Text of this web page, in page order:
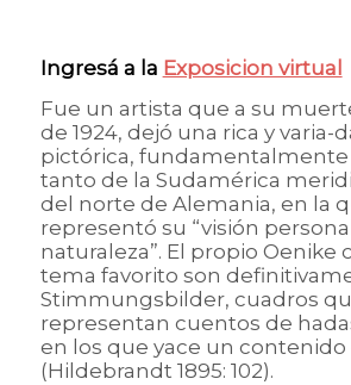
Ingresá a la Exposicion virtual
Fue un artista que a su
de 1924, dejó una rica y varia-
pictórica, fundamentalmente
tanto de la Sudamérica
del norte de Alemania, en la
representó su “visión
naturaleza”. El propio Oenike
tema favorito son
Stimmungsbilder, cuadros
representan cuentos de
en los que yace un contenido
(Hildebrandt 1895: 102).